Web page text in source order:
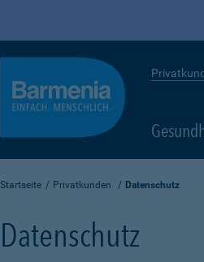
Startseite Privatkunden Datenschutz
Datenschutz